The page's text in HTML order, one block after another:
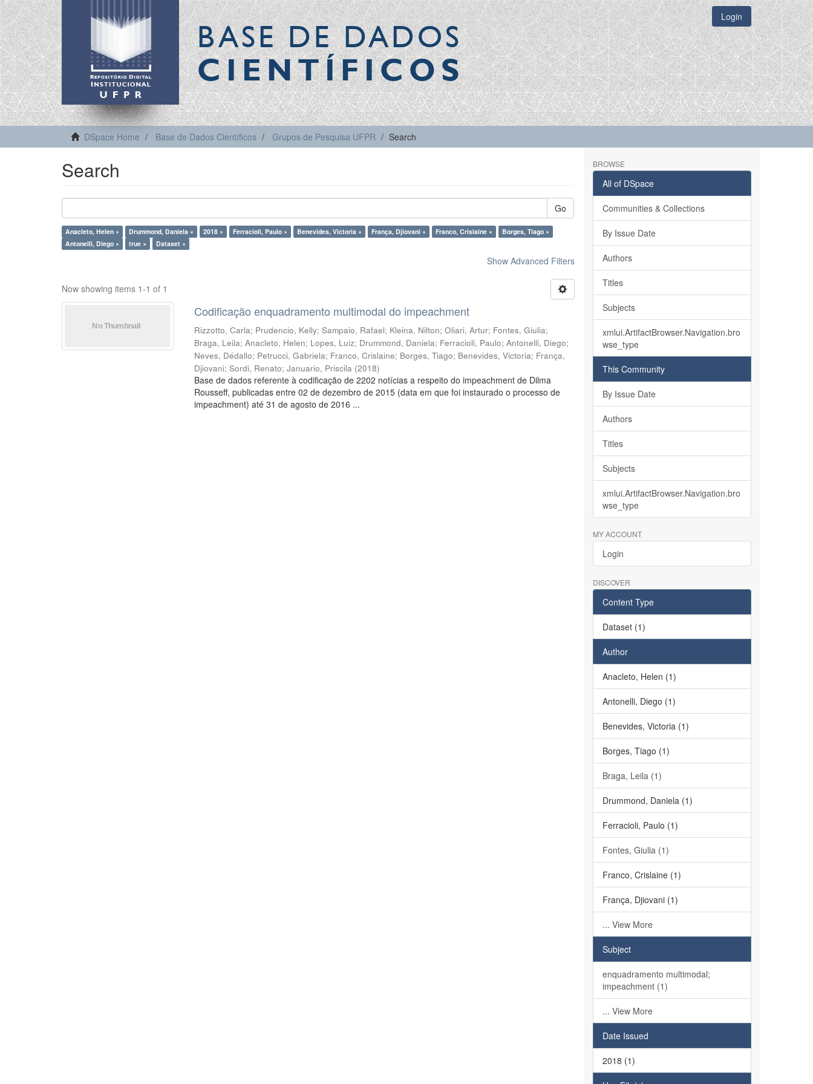
BASE DE DADOS
CIENTÍFICOS
Login
DSpace Home Base de Dados Científicos Grupos de Pesquisa UFPR Search
Search
Go
Anacleto, Helen × Drummond, Daniela × 2018 × Ferracioli, Paulo × Benevides, Victoria × França, Djiovani × Franco, Crislaine ×
Borges, Tiago ×
Antonelli, Diego ×
true × Dataset ×
Show Advanced Filters
Now showing items 1-1 of 1
Codificação enquadramento multimodal do impeachment
Rizzotto, Carla; Prudencio, Kelly;Sampaio, Rafael; Kleina, Nilton;Oliari, Artur; Fontes, Giulia;
Braga, Leila;Anacleto, Helen; Lopes, Luiz; Drummond, Daniela; Ferracioli, Paulo;Antonelli, Diego;
Neves, Dédallo; Petrucci, Gabriela; Franco, Crislaine; Borges, Tiago; Benevides, Victoria; França,
Djiovani;Sordi, Renato;Januario, Priscila (2018)
Base de dados referente à codificação de 2202 notícias a respeito do impeachment de Dilma
Rousseff, publicadas entre 02 de dezembro de 2015 (data em que foi instaurado o processo de
impeachment) até 31 de agosto de 2016 ...
BROWSE
All of DSpace
Communities & Collections
By Issue Date
Authors
Titles
Subjects
xmlui.ArtifactBrowser.Navigation.bro
wse_type
This Community
By Issue Date
Authors
Titles
Subjects
xmlui.ArtifactBrowser.Navigation.bro
wse_type
MY ACCOUNT
Login
DISCOVER
Content Type
Dataset (1)
Author
Anacleto, Helen (1)
Antonelli, Diego (1)
Benevides, Victoria (1)
Borges, Tiago (1)
Braga, Leila (1)
Drummond, Daniela (1)
Ferracioli, Paulo (1)
Fontes, Giulia (1)
Franco, Crislaine (1)
França, Djiovani (1)
... View More
Subject
enquadramento multimodal;
impeachment (1)
... View More
Date Issued
2018 (1)